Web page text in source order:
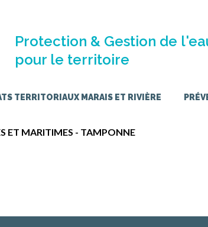
Protection & Gestion de
pour le territoire
TERRITORIAUX MARAIS ET RIVIÈRE
ET MARITIMES - TAMPONNE